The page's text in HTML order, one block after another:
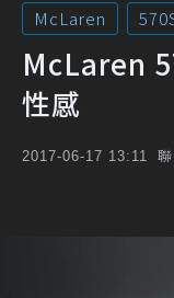
McLaren
McLaren
性感
2017-06-17 13:11